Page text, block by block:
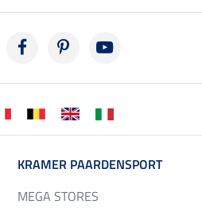
KRAMER PAARDENSPORT
MEGA STORES